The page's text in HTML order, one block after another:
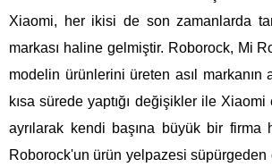
Xiaomi, her ikisi de son zamanlarda
markası haline gelmiştir. Roborock, Mi
modelin ürünlerini üreten asıl markanın
kısa sürede yaptığı değişikler ile
ayrılarak kendi başına büyük bir firma
Roborock'un ürün yelpazesi süpürgeden